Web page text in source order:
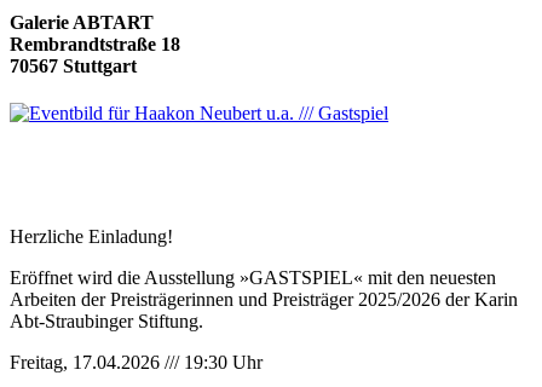
Galerie ABTART
Rembrandtstraße 18
70567 Stuttgart
Herzliche Einladung!
Eröffnet wird die Ausstellung »GASTSPIEL« mit den neuesten
Arbeiten der Preisträgerinnen und Preisträger 2025/2026 der Karin
Abt-Straubinger Stiftung.
Freitag, 17.04.2026 /// 19:30 Uhr